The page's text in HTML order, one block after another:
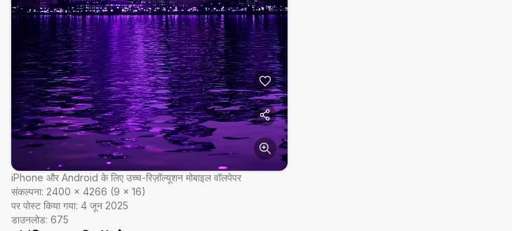
iPhone और Android के लिए उच्च-रिज़ॉल्यूशन मोबाइल वॉलपेपर
संकल्पना: 2400 × 4266 (9 × 16)
पर पोस्ट किया गया: 4 जून 2025
डाउनलोड: 675